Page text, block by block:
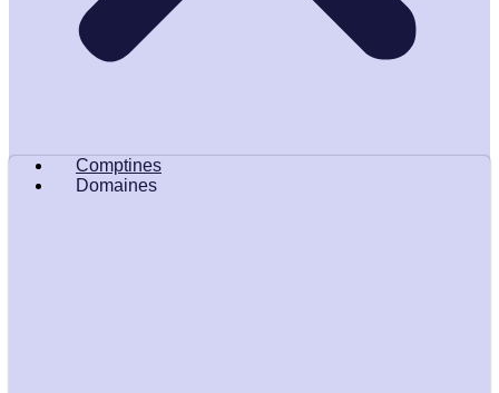
Comptines
Domaines